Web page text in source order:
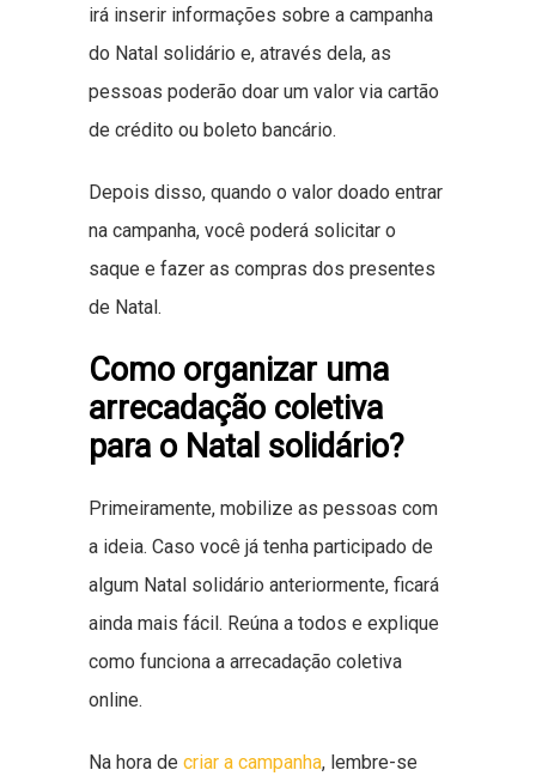
irá inserir informações sobre a campanha
do Natal solidário e, através dela, as
pessoas poderão doar um valor via cartão
de crédito ou boleto bancário.
Depois disso, quando o valor doado entrar
na campanha, você poderá solicitar o
saque e fazer as compras dos presentes
de Natal.
Como organizar uma
arrecadação coletiva
para o Natal solidário?
Primeiramente, mobilize as pessoas com
a ideia. Caso você já tenha participado de
algum Natal solidário anteriormente, ficará
ainda mais fácil. Reúna a todos e explique
como funciona a arrecadação coletiva
online.
Na hora de criar a campanha, lembre-se